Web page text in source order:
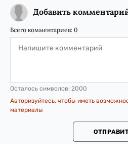
Добавить
Всего комментариев: 0
Осталось символов: 2000
Авторизуйтесь, чтобы иметь
материалы